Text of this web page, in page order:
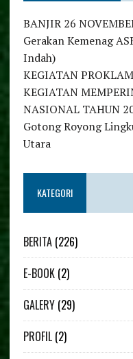
BANJIR 26
Gerakan Kemenag
Indah)
KEGIATAN
KEGIATAN
NASIONAL TAHUN
Gotong Royong
Utara
KATEGORI
BERITA(226)
E-BOOK(2)
GALERY(29)
PROFIL(2)